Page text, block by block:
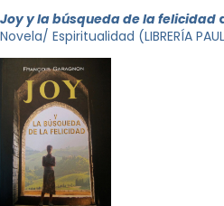
Joy y la búsqueda de la felicidad
Novela/ Espiritualidad (LIBRERÍA